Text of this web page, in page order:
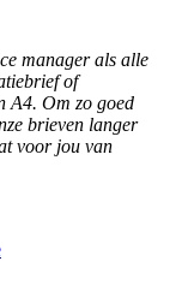
manager als alle
of
A4. Om zo goed
brieven langer
voor jou van